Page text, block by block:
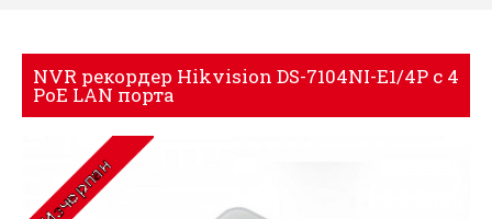
NVR рекордер Hikvision DS-7104NI-E1/4P с 4
PoE LAN порта